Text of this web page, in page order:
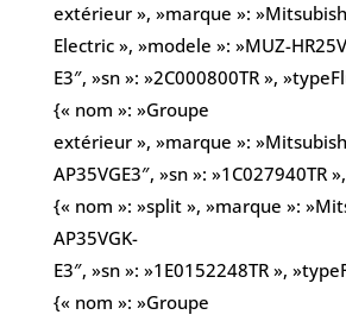
extérieur », »marque »:
Electric », »modele »: »MUZ-
E3″, »sn »: »2C000800TR »,
{« nom »: »Groupe
extérieur », »marque »:
AP35VGE3″, »sn »: »1C027940TR
{« nom »: »split », »marque »:
AP35VGK-
E3″, »sn »: »1E0152248TR »,
{« nom »: »Groupe